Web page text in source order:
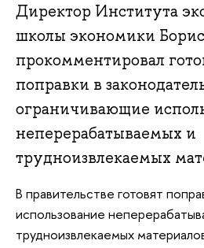
Директор Института
школы экономики
прокомментировал
поправки в
ограничивающие
неперерабатываемых и
трудноизвлекаемых
В правительстве готовят
использование
трудноизвлекаемых